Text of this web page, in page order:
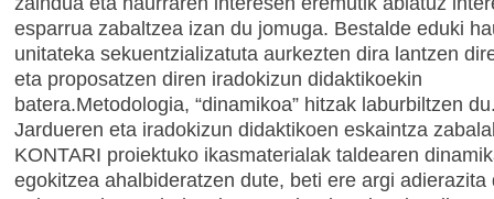
esparrua zabaltzea izan du jomuga. Bestalde eduki
unitateka sekuentzializatuta aurkezten dira lantzen
eta proposatzen diren iradokizun didaktikoekin
batera.Metodologia, “dinamikoa” hitzak laburbiltzen
Jardueren eta iradokizun didaktikoen eskaintza
KONTARI proiektuko ikasmaterialak taldearen
egokitzea ahalbideratzen dute, beti ere argi adierazita